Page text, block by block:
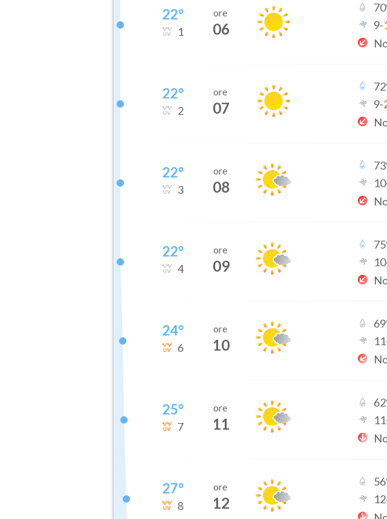
22°
1
ore
06
70
9-
22°
2
ore
07
72
9-
22°
3
ore
08
73
10
22°
4
ore
09
75
10
24°
6
ore
10
69
11
25°
7
ore
11
62
11
27°
8
ore
12
56
12